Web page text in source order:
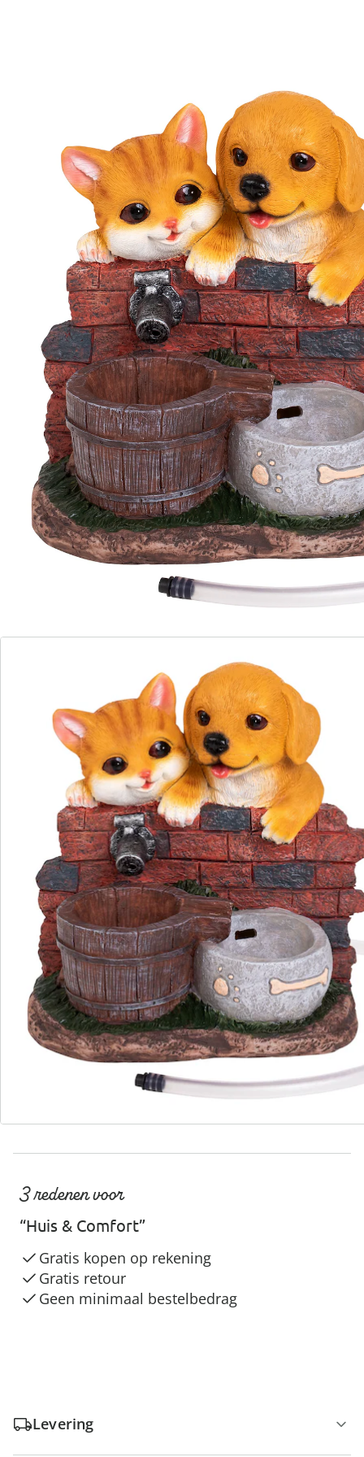
In het Winkelmandje
Leverbaar binnen 4-5 werkdagen
Hier tappen “Benno” & “Momo”
hoogstpersoonlijk!
waterbron voor dierenbezoek
snoezige blikvanger voor uw tuin of terras
solar, dus geen stroomkosten
Deze twee brutale rakkers hebben behoorlijk dorst!
Gelukkig zorgt het harmonieuze en levendige
waterspel van de solarfontein ervoor dat hun drinkbak
altijd gevuld is. Aangedreven door zonne-energie kunt
u eenvoudig genieten van een heerlijk ontspannen
tuinidylle!
Details
Opmerkingen & producent
Bestelformulier
Nieuwsbrief aanmelden
We zijn er voor u
Servicehotline
3 redenen voor
“Huis & Comfort”
Gratis kopen op rekening
Gratis retour
Geen minimaal bestelbedrag
Levering